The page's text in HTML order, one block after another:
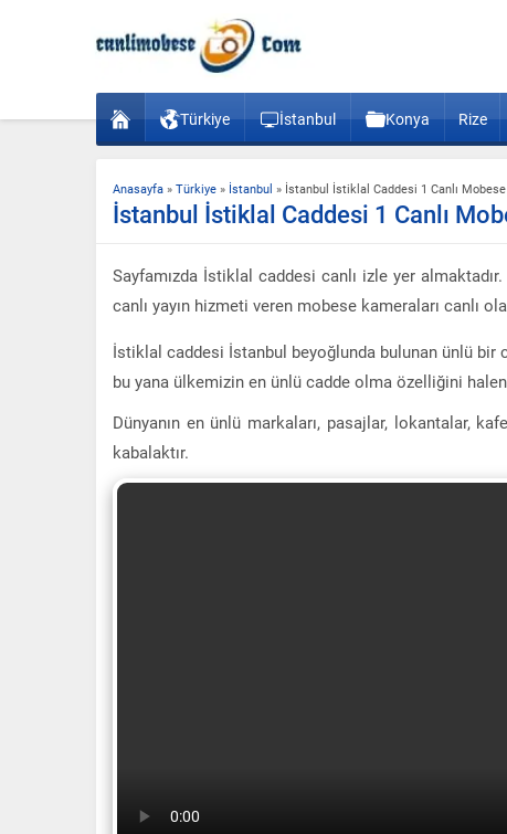
Türkiye İstanbul Konya Rize
Anasayfa » Türkiye » İstanbul » İstanbul İstiklal Caddesi 1 Canlı
İstanbul İstiklal Caddesi 1 Canlı
Sayfamızda İstiklal caddesi canlı izle yer
canlı yayın hizmeti veren mobese kameraları canlı
İstiklal caddesi İstanbul beyoğlunda bulunan ünlü bir
bu yana ülkemizin en ünlü cadde olma özelliğini
Dünyanın en ünlü markaları, pasajlar, lokantalar,
kabalaktır.